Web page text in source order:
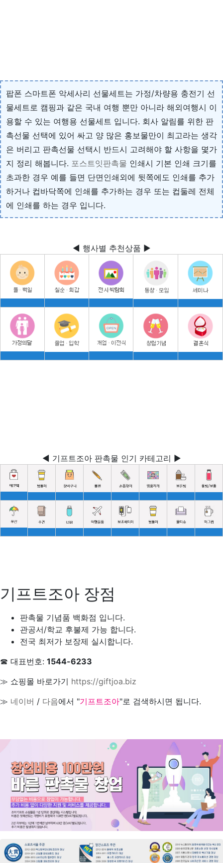
팝폰 스마트폰 악세사리 선물세트는 가정/차량용 충전기 선
물세트로 캠핑과 같은 국내 여행 뿐만 아니라 해외여행시 이
용할 수 있는 여행용 선물세트 입니다. 회사 알림를 위한 판
촉선물 선택에 있어 싸고 양 많은 홍보물만이 최고라는 생각
은 버리고 판촉선물 선택시 반드시 고려해야 할 사항을 몇가
지 정리 해봅니다. 포스트잇판촉물 인쇄시 기본 인쇄 크기를
초과한 경우 예를 들면 단면인쇄외에 뒷쪽에도 인쇄를 추가
하거나 컵바닥쪽에 인쇄를 추가하는 경우 또는 컵둘레 전체
에 인쇄를 하는 경우 입니다.
◀ 행사별 추천상품 ▶
◀ 기프트조아 판촉물 인기 카테고리 ▶
기프트조아 장점
판촉물 기념품 백화점 입니다.
관공서/학교 후불제 가능 합니다.
전국 최저가 보장제 실시합니다.
☎ 대표번호: 1544-6233
≫ 쇼핑몰 바로가기 https://giftjoa.biz
≫ 네이버 / 다음에서 "기프트조아"로 검색하시면 됩니다.